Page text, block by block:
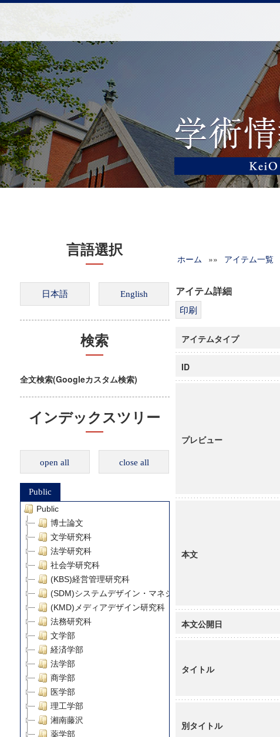
言語選択
検索
全文検索(Googleカスタム検索)
インデックスツリー
open all close all
Public
Public
博士論文
文学研究科
法学研究科
社会学研究科
(KBS)経営管理研究科
(SDM)システムデザイン・マネジメント研究科
(KMD)メディアデザイン研究科
法務研究科
文学部
経済学部
法学部
商学部
医学部
理工学部
湘南藤沢
薬学部
ホーム »» アイテム一覧
アイテム詳細
アイテムタイプ
ID
プレビュー
本文
本文公開日
タイトル
別タイトル